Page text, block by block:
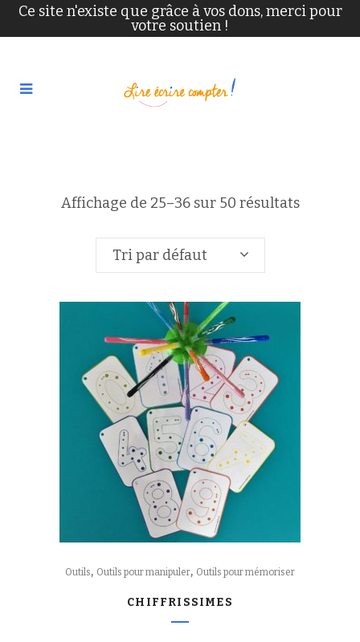
Ce site n'existe que grâce à vos dons, merci pour
votre soutien !
Affichage de 25–36 sur 50 résultats
Tri par défaut
Outils, Outils pour manipuler, Outils pour mémoriser
CHIFFRISSIMES